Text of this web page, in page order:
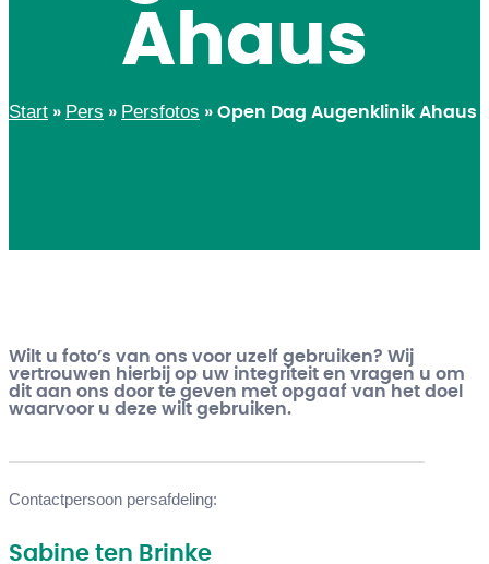
Ahaus
Start » Pers » Persfotos » Open Dag Augenklinik Ahaus
Wilt u foto’s van ons voor uzelf gebruiken? Wij
vertrouwen hierbij op uw integriteit en vragen u om
dit aan ons door te geven met opgaaf van het doel
waarvoor u deze wilt gebruiken.
Contactpersoon persafdeling:
Sabine ten Brinke